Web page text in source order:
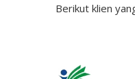
Berikut klien